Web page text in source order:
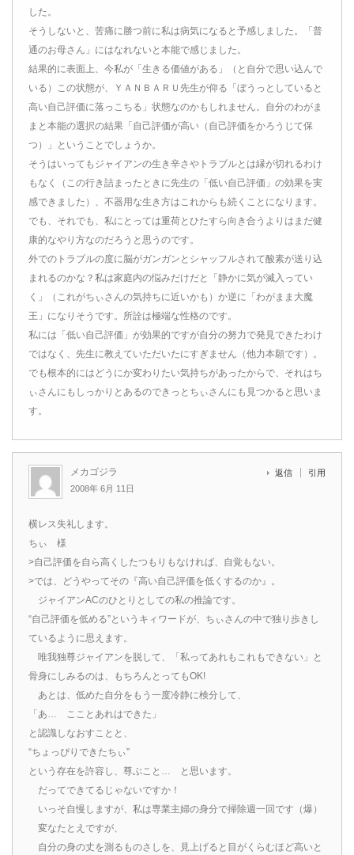
した。
そうしないと、苦痛に勝つ前に私は病気になると予感しました。「普
通のお母さん」にはなれないと本能で感じました。
結果的に表面上、今私が「生きる価値がある」（と自分で思い込んで
いる）この状態が、ＹＡＮＢＡＲＵ先生が仰る「ぼうっとしていると
高い自己評価に落っこちる」状態なのかもしれません。自分のわがま
まと本能の選択の結果「自己評価が高い（自己評価をかろうじて保
つ）」ということでしょうか。
そうはいってもジャイアンの生き辛さやトラブルとは縁が切れるわけ
もなく（この行き詰まったときに先生の「低い自己評価」の効果を実
感できました）、不器用な生き方はこれからも続くことになります。
でも、それでも、私にとっては重荷とひたすら向き合うよりはまだ健
康的なやり方なのだろうと思うのです。
外でのトラブルの度に脳がガンガンとシャッフルされて酸素が送り込
まれるのかな？私は家庭内の悩みだけだと「静かに気が滅入ってい
く」（これがちぃさんの気持ちに近いかも）か逆に「わがまま大魔
王」になりそうです。所詮は極端な性格のです。
私には「低い自己評価」が効果的ですが自分の努力で発見できたわけ
ではなく、先生に教えていただいたにすぎません（他力本願です）。
でも根本的にはどうにか変わりたい気持ちがあったからで、それはち
ぃさんにもしっかりとあるのできっとちぃさんにも見つかると思いま
す。
メカゴジラ
2008年 6月 11日
返信 引用
横レス失礼します。
ちぃ 様
>自己評価を自ら高くしたつもりもなければ、自覚もない。
>では、どうやってその『高い自己評価を低くするのか』。
ジャイアンACのひとりとしての私の推論です。
“自己評価を低める”というキィワードが、ちぃさんの中で独り歩きし
ているように思えます。
唯我独尊ジャイアンを脱して、「私ってあれもこれもできない」と
骨身にしみるのは、もちろんとってもOK!
あとは、低めた自分をもう一度冷静に検分して、
「あ… こことあれはできた」
と認識しなおすことと、
“ちょっぴりできたちぃ”
という存在を許容し、尊ぶこと… と思います。
だってできてるじゃないですか！
いっそ自慢しますが、私は専業主婦の身分で掃除週一回です（爆）
変なたとえですが、
自分の身の丈を測るものさしを、見上げると目がくらむほど高いと